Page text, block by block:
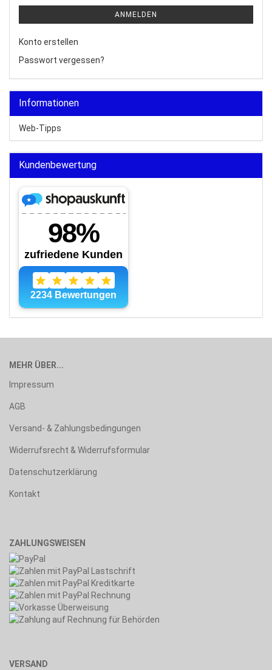
ANMELDEN
Konto erstellen
Passwort vergessen?
Informationen
Web-Tipps
Kundenbewertung
MEHR ÜBER...
Impressum
AGB
Versand- & Zahlungsbedingungen
Widerrufsrecht & Widerrufsformular
Datenschutzerklärung
Kontakt
ZAHLUNGSWEISEN
VERSAND